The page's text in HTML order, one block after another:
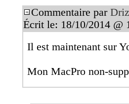
Commentaire par
Écrit le: 18/10/2014 @
Il est maintenant sur
Mon MacPro non-